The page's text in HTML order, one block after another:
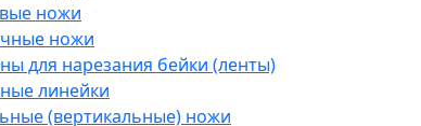
ножи
ножи
для нарезания бейки (ленты)
линейки
(вертикальные) ножи